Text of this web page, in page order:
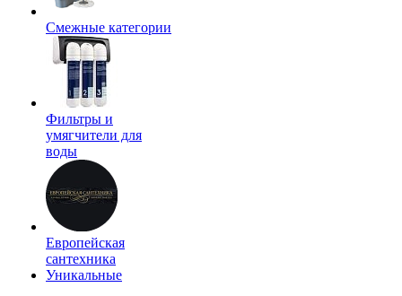
Смежные категории
Фильтры и
умягчители для
воды
Европейская
сантехника
Уникальные